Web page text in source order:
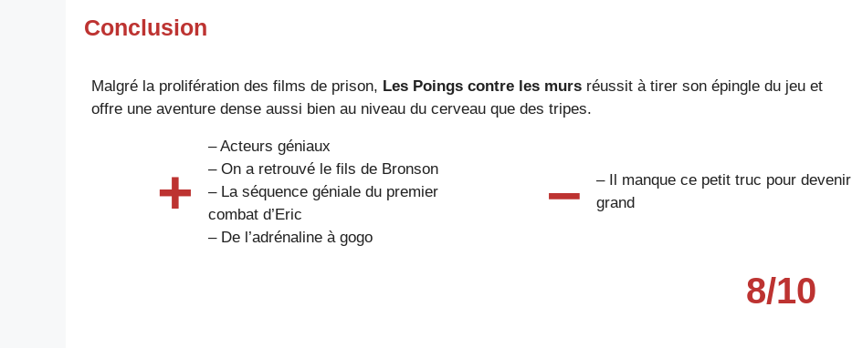
Conclusion
Malgré la prolifération des films de prison, Les Poings contre les murs réussit à tirer son épingle du jeu et
offre une aventure dense aussi bien au niveau du cerveau que des tripes.
+
– Acteurs géniaux
– On a retrouvé le fils de Bronson
– La séquence géniale du premier
combat d’Eric
– De l’adrénaline à gogo
–
– Il manque ce petit truc pour devenir
grand
8/10